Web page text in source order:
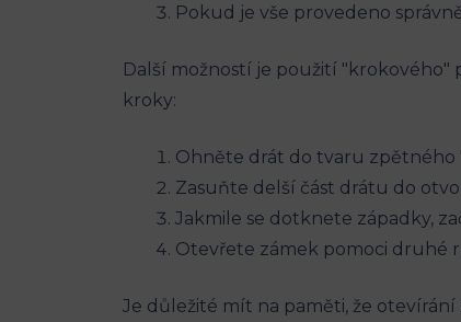
Pokud je vše provedeno
Další možností je použití
kroky:
Ohněte drát do tvaru zpětného
Zasuňte delší část drátu do
Jakmile se dotknete západky,
Otevřete zámek pomoci druhé
Je důležité mít na paměti, že